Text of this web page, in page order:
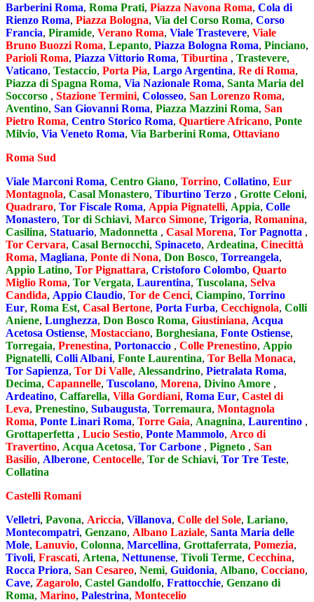
Barberini Roma, Roma Prati, Piazza Navona Roma, Cola di
Rienzo Roma, Piazza Bologna, Via del Corso Roma, Corso
Francia, Piramide, Verano Roma, Viale Trastevere, Viale
Bruno Buozzi Roma, Lepanto, Piazza Bologna Roma, Pinciano,
Parioli Roma, Piazza Vittorio Roma, Tiburtina , Trastevere,
Vaticano, Testaccio, Porta Pia, Largo Argentina, Re di Roma,
Piazza di Spagna Roma, Via Nazionale Roma, Santa Maria del
Soccorso , Stazione Termini, Colosseo, San Lorenzo Roma,
Aventino, San Giovanni Roma, Piazza Mazzini Roma, San
Pietro Roma, Centro Storico Roma, Quartiere Africano, Ponte
Milvio, Via Veneto Roma, Via Barberini Roma, Ottaviano
Roma Sud
Viale Marconi Roma, Centro Giano, Torrino, Collatino, Eur
Montagnola, Casal Monastero, Tiburtino Terzo , Grotte Celoni,
Quadraro, Tor Fiscale Roma, Appia Pignatelli, Appia, Colle
Monastero, Tor di Schiavi, Marco Simone, Trigoria, Romanina,
Casilina, Statuario, Madonnetta , Casal Morena, Tor Pagnotta ,
Tor Cervara, Casal Bernocchi, Spinaceto, Ardeatina, Cinecittà
Roma, Magliana, Ponte di Nona, Don Bosco, Torreangela,
Appio Latino, Tor Pignattara, Cristoforo Colombo, Quarto
Miglio Roma, Tor Vergata, Laurentina, Tuscolana, Selva
Candida, Appio Claudio, Tor de Cenci, Ciampino, Torrino
Eur, Roma Est, Casal Bertone, Porta Furba, Cecchignola, Colli
Aniene, Lunghezza, Don Bosco Roma, Giustiniana, Acqua
Acetosa Ostiense, Mostacciano, Borghesiana, Fonte Ostiense,
Torregaia, Prenestina, Portonaccio , Colle Prenestino, Appio
Pignatelli, Colli Albani, Fonte Laurentina, Tor Bella Monaca,
Tor Sapienza, Tor Di Valle, Alessandrino, Pietralata Roma,
Decima, Capannelle, Tuscolano, Morena, Divino Amore ,
Ardeatino, Caffarella, Villa Gordiani, Roma Eur, Castel di
Leva, Prenestino, Subaugusta, Torremaura, Montagnola
Roma, Ponte Linari Roma, Torre Gaia, Anagnina, Laurentino ,
Grottaperfetta , Lucio Sestio, Ponte Mammolo, Arco di
Travertino, Acqua Acetosa, Tor Carbone , Pigneto , San
Basilio, Alberone, Centocelle, Tor de Schiavi, Tor Tre Teste,
Collatina
Castelli Romani
Velletri, Pavona, Ariccia, Villanova, Colle del Sole, Lariano,
Montecompatri, Genzano, Albano Laziale, Santa Maria delle
Mole, Lanuvio, Colonna, Marcellina, Grottaferrata, Pomezia,
Tivoli, Frascati, Artena, Nettunense, Tivoli Terme, Cecchina,
Rocca Priora, San Cesareo, Nemi, Guidonia, Albano, Cocciano,
Cave, Zagarolo, Castel Gandolfo, Frattocchie, Genzano di
Roma, Marino, Palestrina, Montecelio